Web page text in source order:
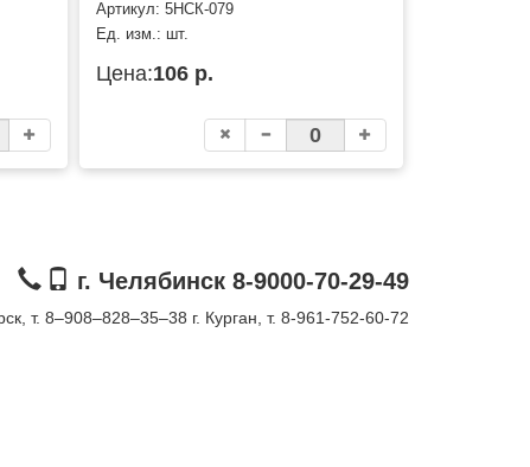
Артикул:5НСК-079
Ед. изм.: шт.
Цена:106 р.
г. Челябинск 8-9000-70-29-49
т. 8–908–828–35–38 г. Курган, т. 8-961-752-60-72